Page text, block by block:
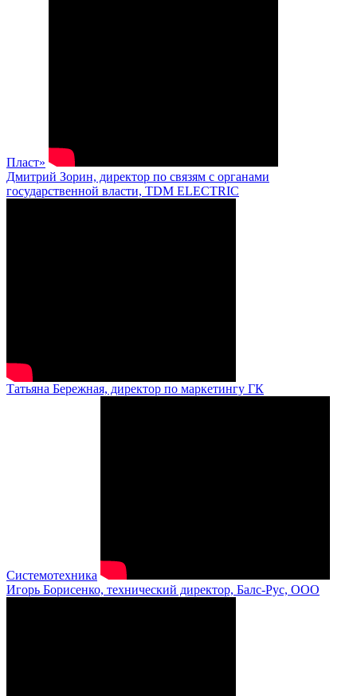
Пласт»
Дмитрий Зорин, директор по связям с органами
государственной власти, TDM ELECTRIC
Татьяна Бережная, директор по маркетингу ГК
Системотехника
Игорь Борисенко, технический директор, Балс-Рус, ООО